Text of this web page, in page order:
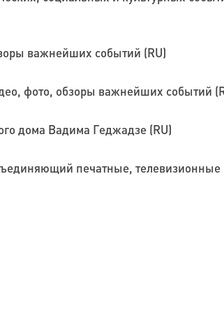
важнейших событий (RU)
фото, обзоры важнейших событий
дома Вадима Геджадзе (RU)
печатные, телевизионные